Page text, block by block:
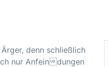
denn schließlich
nur Anfeindungen